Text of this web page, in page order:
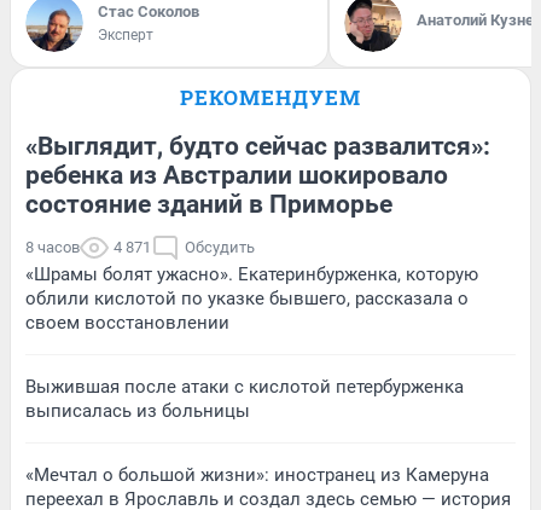
Стас Соколов
Эксперт
Анатолий
РЕКОМЕНДУЕМ
«Выглядит, будто сейчас развалится»:
ребенка из Австралии шокировало
состояние зданий в Приморье
8 часов 4 871 Обсудить
«Шрамы болят ужасно». Екатеринбурженка, которую
облили кислотой по указке бывшего, рассказала о
своем восстановлении
Выжившая после атаки с кислотой петербурженка
выписалась из больницы
«Мечтал о большой жизни»: иностранец из Камеруна
переехал в Ярославль и создал здесь семью — история